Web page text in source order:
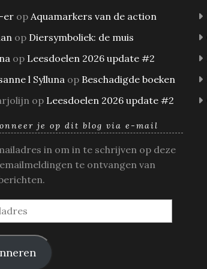
er op Aquamarkers van de action
op Diersymboliek: de muis
op Leesdoelen 2026 update #2
l Sylluna op Beschadigde boeken
op Leesdoelen 2026 update #2
je op dit blog via e-mail
in om in te schrijven op deze
te ontvangen van